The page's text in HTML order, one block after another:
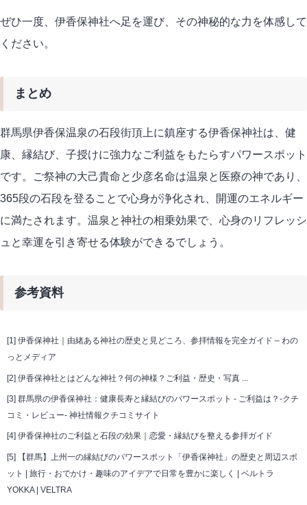
ぜひ一度、伊香保神社へ足を運び、その神秘的な力を体感して
ください。
まとめ
群馬県伊香保温泉の石段街頂上に鎮座する伊香保神社は、健
康、縁結び、子授けに強力なご利益をもたらすパワースポット
です。ご祭神の大己貴命と少彦名命は温泉と医療の神であり、
365段の石段を登ることで心身が浄化され、開運のエネルギー
に満たされます。温泉と神社の相乗効果で、心身のリフレッシ
ュと幸運を引き寄せる体験ができるでしょう。
参考資料
[1] 伊香保神社｜由緒ある神社の歴史と見どころ、参拝情報を完全ガイド – わの
っとメディア
[2] 伊香保神社とはどんな神社？何の神様？ご利益・歴史・写真 ...
[3] 群馬県の伊香保神社：健康長寿と縁結びのパワースポット - ご利益は？-クチ
コミ・レビュー- 神社情報クチコミサイト
[4] 伊香保神社のご利益と石段の効果｜恋愛・縁結びを整える参拝ガイド
[5]
【群馬】上州一の縁結びのパワースポット「伊香保神社」の歴史と周辺スポ
ット | 旅行・おでかけ・趣味のアイデアで日常を豊かに楽しく | ベルトラ
YOKKA | VELTRA